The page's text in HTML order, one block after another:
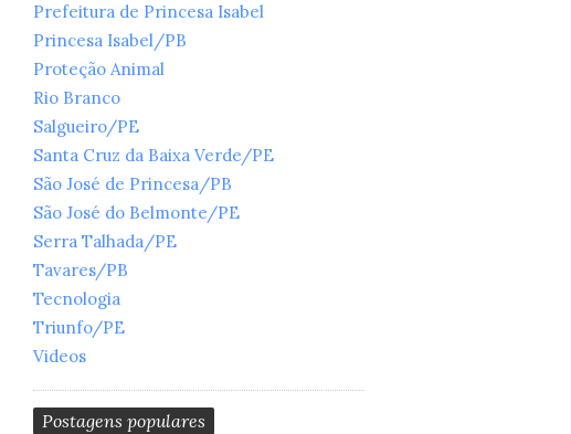
Prefeitura de Princesa Isabel
Princesa Isabel/PB
Proteção Animal
Rio Branco
Salgueiro/PE
Santa Cruz da Baixa Verde/PE
São José de Princesa/PB
São José do Belmonte/PE
Serra Talhada/PE
Tavares/PB
Tecnologia
Triunfo/PE
Videos
Postagens populares